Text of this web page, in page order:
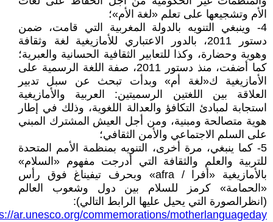
الأم وتشجيعها على تعلم «لغة الأم»؛
4- وينبغي التنويه بالدولة المغربية التي قامت، ضمن
دستور 2011، بالدور الاعتباري للأمازيغية لغة وثقافة
وهوية وحضارة، وكذا للتعابير الثقافية الحسانية والعبرية؛
كما أضفت، منذ دستور 2011، صفة اللغة الرسمية على
الأمازيغية ك«لغة أم» وبدأت تبحث عن سبل تدبير
العلاقة بين اللغتين الرسميتين: العربية والأمازيغية
استجابة لمبادئ التكافؤ والعدالة اللغوية، وذلك في إطار
هوية متصالحة ومبنية، ومن أجل العيش المشترك المبني
على السلم الاجتماعي والأمن الثقافي؛
5- كما ينبغي، مرة أخرى، التنويه بمنظمة الأمم المتحدة
للتربية والعلم والثقافة التي أدرجت مفهوم «السلام»
بالأمازيغية «أفرا / afra» وبحرف تيفيناغ فوق رأس
«الحمامة» كرمز للسلام بين دول وشعوب العالم
(انظرالصورة التي يحيل عليها الرابط التالي):
ar.unesco.org/commemorations/motherlanguageday